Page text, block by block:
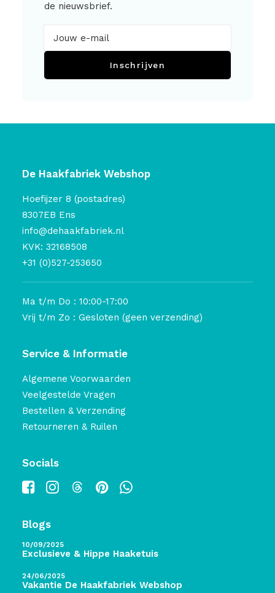
de nieuwsbrief.
Inschrijven
De Haakfabriek Webshop
Hoefijzer 8 (postadres)
8307EB Ens
info@dehaakfabriek.nl
KVK: 32168508
+31 (0)527-253650
Ma t/m Do : 10:00-17:00
Vrij t/m Zo : Gesloten (geen verzending)
Service & Informatie
Algemene Voorwaarden
Veelgestelde Vragen
Bestellen & Verzending
Retourneren & Ruilen
Socials
Blogs
10/09/2025
Exclusieve & Hippe Haaketuis
24/06/2025
Vakantie De Haakfabriek Webshop